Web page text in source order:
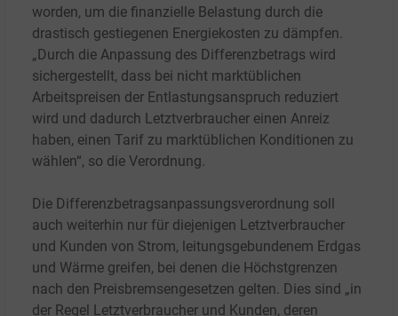
worden, um die finanzielle Belastung durch die
drastisch gestiegenen Energiekosten zu dämpfen.
„Durch die Anpassung des Differenzbetrags wird
sichergestellt, dass bei nicht marktüblichen
Arbeitspreisen der Entlastungsanspruch reduziert
wird und dadurch Letztverbraucher einen Anreiz
haben, einen Tarif zu marktüblichen Konditionen zu
wählen“, so die Verordnung.
Die Differenzbetragsanpassungsverordnung soll
auch weiterhin nur für diejenigen Letztverbraucher
und Kunden von Strom, leitungsgebundenem Erdgas
und Wärme greifen, bei denen die Höchstgrenzen
nach den Preisbremsengesetzen gelten. Dies sind „in
der Regel Letztverbraucher und Kunden, deren